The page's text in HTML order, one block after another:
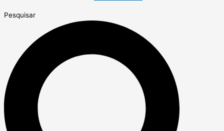
Pesquisar